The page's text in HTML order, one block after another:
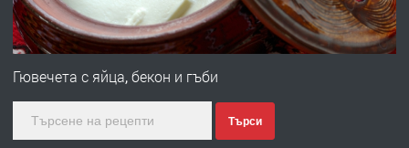
ПРЕДЛАГА
№4120 Магазин/Офис под наем в
до градската градина!
Гювечета с яйца, бекон и гъби
Търси